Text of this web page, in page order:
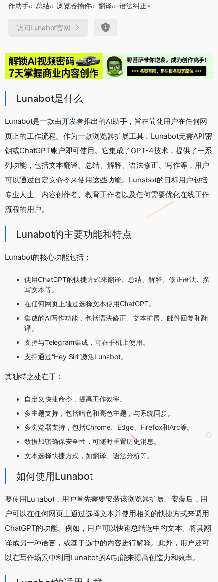
作助手
总结 浏览器插件 翻译 语法纠正
访问Lunabot官网
Lunabot是什么
Lunabot是一款由开发者推出的AI助手，旨在简化用户在任何网
页上的工作流程。作为一款浏览器扩展工具，Lunabot无需API密
钥或ChatGPT账户即可使用。它集成了GPT-4技术，提供了一系
列功能，包括文本翻译、总结、解释、语法修正、写作等，用户
可以通过自定义命令来使用这些功能。Lunabot的目标用户包括
专业人士、内容创作者、教育工作者以及任何需要优化在线工作
流程的用户。
Lunabot的主要功能和特点
Lunabot的核心功能包括：
使用ChatGPT的快捷方式来翻译、总结、解释、修正语法、撰
写文本等。
在任何网页上通过选择文本使用ChatGPT。
集成的AI写作功能，包括语法修正、文本扩展、邮件回复和翻
译。
支持与Telegram集成，可在手机上使用。
支持通过“Hey Siri”激活Lunabot。
其独特之处在于：
自定义快捷命令，提高工作效率。
多主题支持，包括暗色和亮色主题，与系统同步。
多浏览器支持，包括Chrome、Edge、Firefox和Arc等。
数据加密确保安全性，可随时重置历史消息。
文本选择快捷方式，如翻译、语法分析等。
如何使用Lunabot
要使用Lunabot，用户首先需要安装该浏览器扩展。安装后，用
户可以在任何网页上通过选择文本并使用相关的快捷方式来调用
ChatGPT的功能。例如，用户可以快速总结选中的文本、将其翻
译成另一种语言，或基于选中的内容进行解释。此外，用户还可
以在写作场景中利用Lunabot的AI功能来提高创造力和效率。